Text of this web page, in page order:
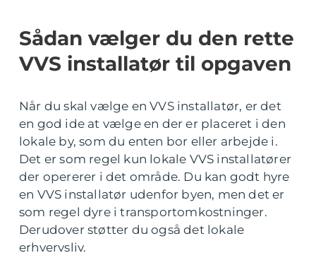
Sådan vælger du den rette
VVS installatør til opgaven
Når du skal vælge en VVS installatør, er det
en god ide at vælge en der er placeret i den
lokale by, som du enten bor eller arbejde i.
Det er som regel kun lokale VVS installatører
der opererer i det område. Du kan godt hyre
en VVS installatør udenfor byen, men det er
som regel dyre i transportomkostninger.
Derudover støtter du også det lokale
erhvervsliv.